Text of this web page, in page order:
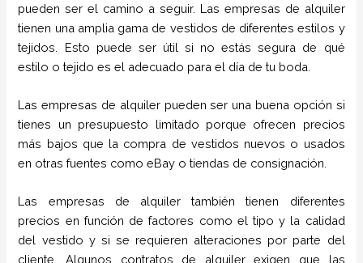
pueden ser el camino a seguir. Las empresas de alquiler
tienen una amplia gama de vestidos de diferentes estilos y
tejidos. Esto puede ser útil si no estás segura de qué
estilo o tejido es el adecuado para el día de tu boda.
Las empresas de alquiler pueden ser una buena opción si
tienes un presupuesto limitado porque ofrecen precios
más bajos que la compra de vestidos nuevos o usados
en otras fuentes como eBay o tiendas de consignación.
Las empresas de alquiler también tienen diferentes
precios en función de factores como el tipo y la calidad
del vestido y si se requieren alteraciones por parte del
cliente. Algunos contratos de alquiler exigen que las